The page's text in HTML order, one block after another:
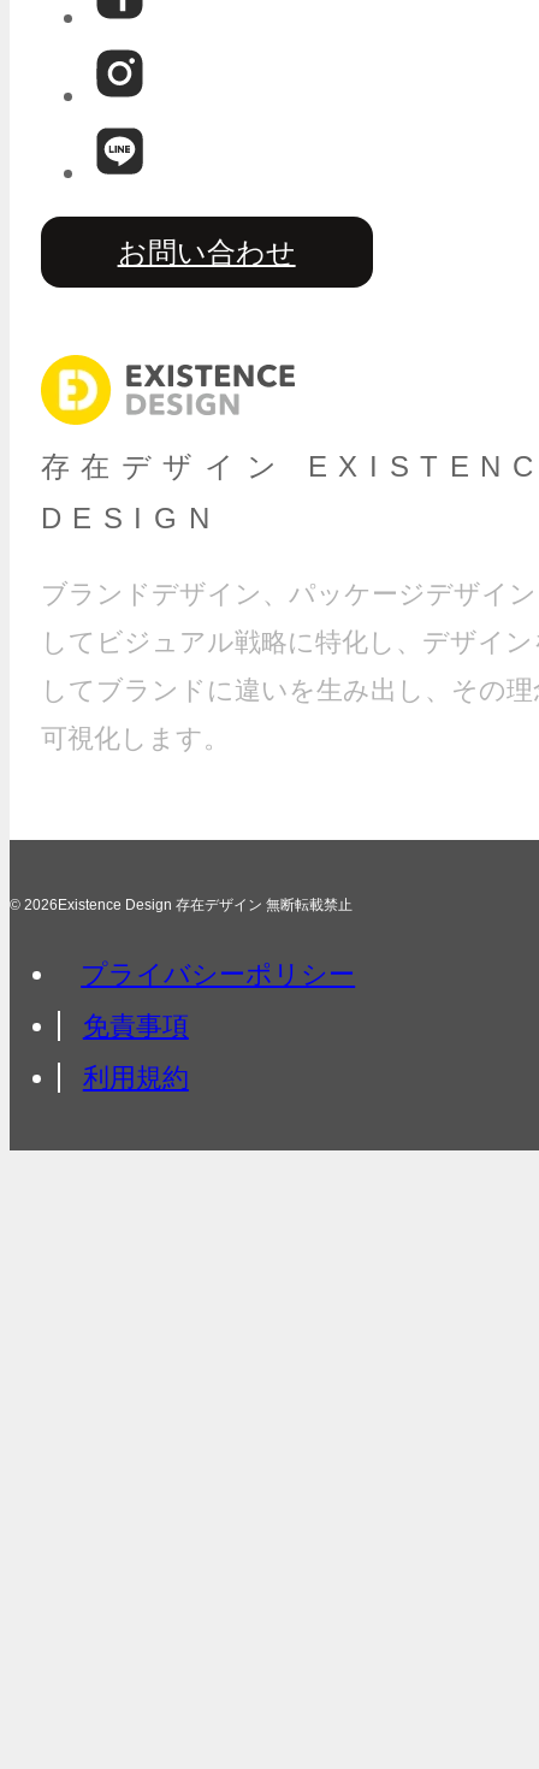
お問い合わせ
存在デザイン
DESIGN
ブランドデザイン、パッケージデザイ
してビジュアル戦略に特化し、デザイン
してブランドに違いを生み出し、その理
可視化します。
© 2026Existence Design 存在デザイン 無断転載禁止
プライバシーポリシー
免責事項
利用規約